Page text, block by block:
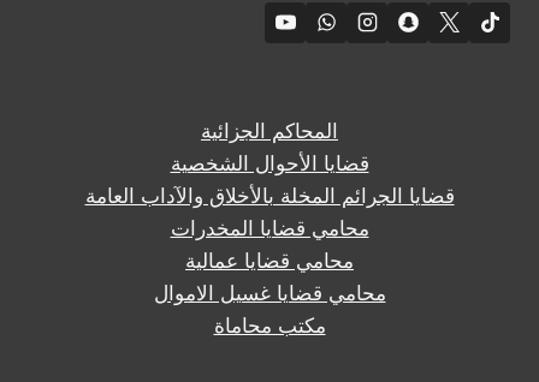
المحاكم الجزائية
قضايا الأحوال الشخصية
قضايا الجرائم المخلة بالأخلاق والآداب العامة
محامي قضايا المخدرات
محامي قضايا عمالية
محامي قضايا غسيل الاموال
مكتب محاماة